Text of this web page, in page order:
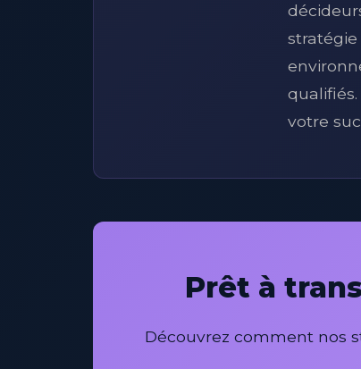
votre
Prêt à
Découvrez comment nos